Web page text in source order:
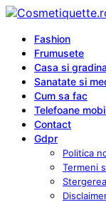
Fashion
Frumusete
Casa si gradina
Sanatate si
Cum sa fac
Telefoane
Contact
Gdpr
Politica
Termeni